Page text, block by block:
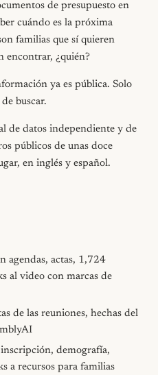
de presupuesto en
cuándo es la próxima
familias que sí quieren
encontrar, ¿quién?
ya es pública. Solo
buscar.
de datos independiente y de
públicos de unas doce
en inglés y español.
agendas, actas, 1,724
al video con marcas de
de las reuniones, hechas del
demografía,
a recursos para familias